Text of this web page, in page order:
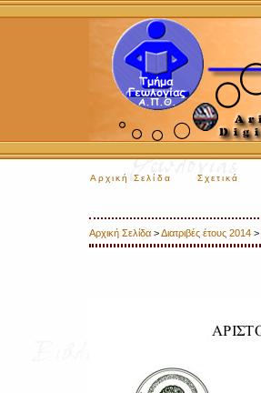
Αρχική Σελίδα Σχετικά
Αρχική Σελίδα >Διατριβές έτους 2014 >